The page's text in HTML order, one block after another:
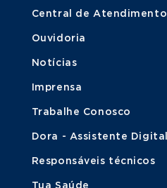
Central de Atendimento
Ouvidoria
Notícias
Imprensa
Trabalhe Conosco
Dora - Assistente Digital
Responsáveis técnicos
Tua Saúde